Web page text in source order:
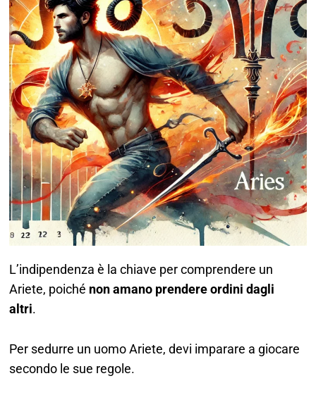
L’indipendenza è la chiave per comprendere un
Ariete, poiché non amano prendere ordini dagli
altri.
Per sedurre un uomo Ariete, devi imparare a giocare
secondo le sue regole.